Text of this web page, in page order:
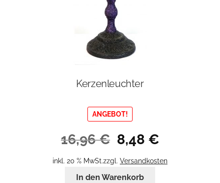
Kerzenleuchter
ANGEBOT!
16,96€
Ursprünglicher
Preis
war:
8,48 €Aktueller
ist:
inkl. 20 % MwSt.zzgl. Versandkosten
In den Warenkorb